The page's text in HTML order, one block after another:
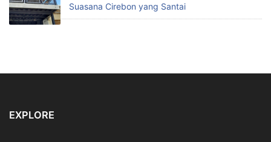
Suasana Cirebon yang Santai
EXPLORE